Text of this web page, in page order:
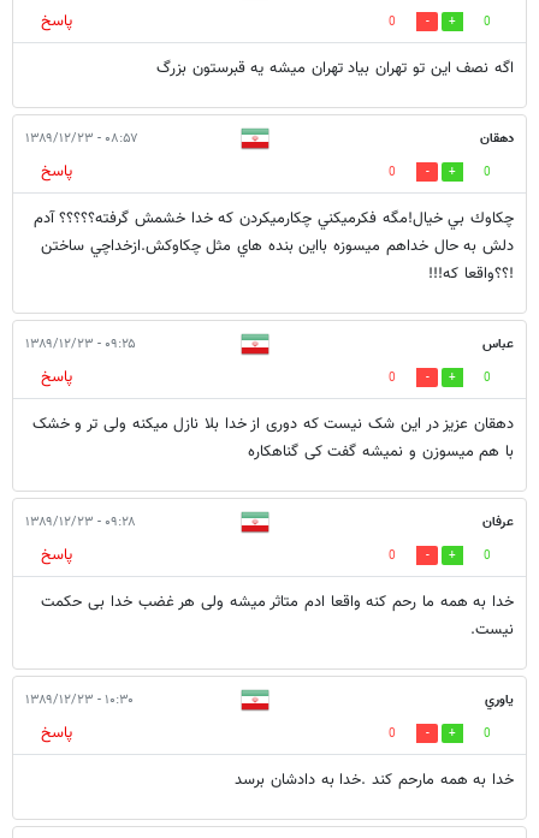
0
0
پاسخ
اگه نصف اين تو تهران بياد تهران ميشه يه قبرستون بزرگ
دهقان ۰۸:۵۷ - ۱۳۸۹/۱۲/۲۳
0
0
پاسخ
چكاوك بي خيال!مگه فكرميكني چكارميكردن كه خدا خشمش گرفته؟؟؟؟؟ آدم
دلش به حال خداهم ميسوزه بااين بنده هاي مثل چكاوكش.ازخداچي ساختن
!؟؟واقعا كه!!!
عباس ۰۹:۲۵ - ۱۳۸۹/۱۲/۲۳
0
0
پاسخ
دهقان عزیز در این شک نیست که دوری از خدا بلا نازل میکنه ولی تر و خشک
با هم میسوزن و نمیشه گفت کی گناهکاره
عرفان ۰۹:۲۸ - ۱۳۸۹/۱۲/۲۳
0
0
پاسخ
خدا به همه ما رحم کنه واقعا ادم متاثر میشه ولی هر غضب خدا بی حکمت
نیست.
ياوري ۱۰:۳۰ - ۱۳۸۹/۱۲/۲۳
0
0
پاسخ
خدا به همه مارحم كند .خدا به دادشان برسد